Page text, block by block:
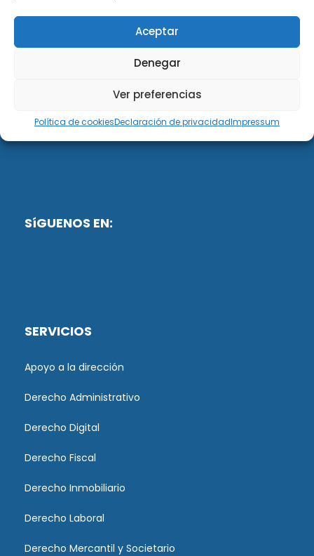
Aceptar
Denegar
Ver preferencias
Política de cookiesDeclaración de privacidadImpressum
DiG Abogados es un despacho de abogados
multidisciplinar especializado en las materias de
fiscalidad y mercantil. Llevamos más de 50 años al
SíGUENOS EN:
SERVICIOS
Apoyo a la dirección
Derecho Administrativo
Derecho Digital
Derecho Fiscal
Derecho Inmobiliario
Derecho Laboral
Derecho Mercantil y Societario